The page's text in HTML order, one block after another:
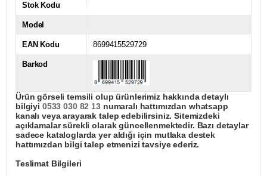
Stok Kodu
Model
EAN Kodu 8699415529729
Barkod
Ürün görseli temsili olup ürünlerimiz hakkında detaylı
bilgiyi 0533 030 82 13numaralı hattımızdan whatsapp
kanalı veya arayarak talep edebilirsiniz. Sitemizdeki
açıklamalar sürekli olarak güncellenmektedir. Bazı detaylar
sadece kataloglarda yer aldığı için mutlaka destek
hattımızdan bilgi talep etmenizi tavsiye ederiz.
Teslimat Bilgileri